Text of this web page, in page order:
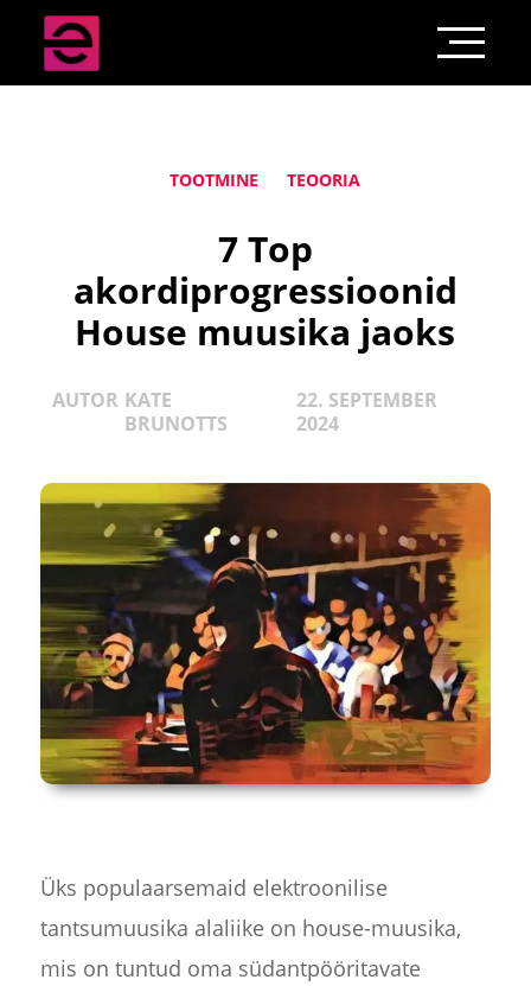
TOOTMINE TEOORIA
7 Top
akordiprogressioonid
House muusika jaoks
AUTOR KATE
BRUNOTTS
22. SEPTEMBER
2024
Üks populaarsemaid elektroonilise
tantsumuusika alaliike on house-muusika,
mis on tuntud oma südantpööritavate